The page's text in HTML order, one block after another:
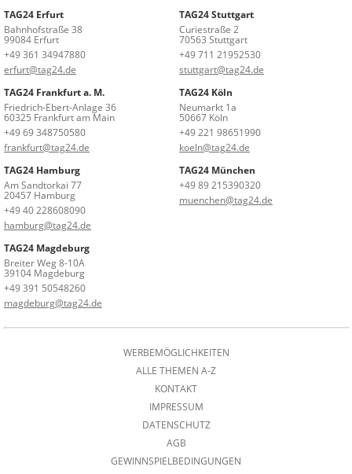
TAG24 Erfurt
Bahnhofstraße 38
99084 Erfurt
+49 361 34947880
erfurt@tag24.de
TAG24 Stuttgart
Curiestraße 2
70563 Stuttgart
+49 711 21952530
stuttgart@tag24.de
TAG24 Frankfurt a. M.
Friedrich-Ebert-Anlage 36
60325 Frankfurt am Main
+49 69 348750580
frankfurt@tag24.de
TAG24 Köln
Neumarkt 1a
50667 Köln
+49 221 98651990
koeln@tag24.de
TAG24 Hamburg
Am Sandtorkai 77
20457 Hamburg
+49 40 228608090
hamburg@tag24.de
TAG24 München
+49 89 215390320
muenchen@tag24.de
TAG24 Magdeburg
Breiter Weg 8-10A
39104 Magdeburg
+49 391 50548260
magdeburg@tag24.de
WERBEMÖGLICHKEITEN
ALLE THEMEN A-Z
KONTAKT
IMPRESSUM
DATENSCHUTZ
AGB
GEWINNSPIELBEDINGUNGEN